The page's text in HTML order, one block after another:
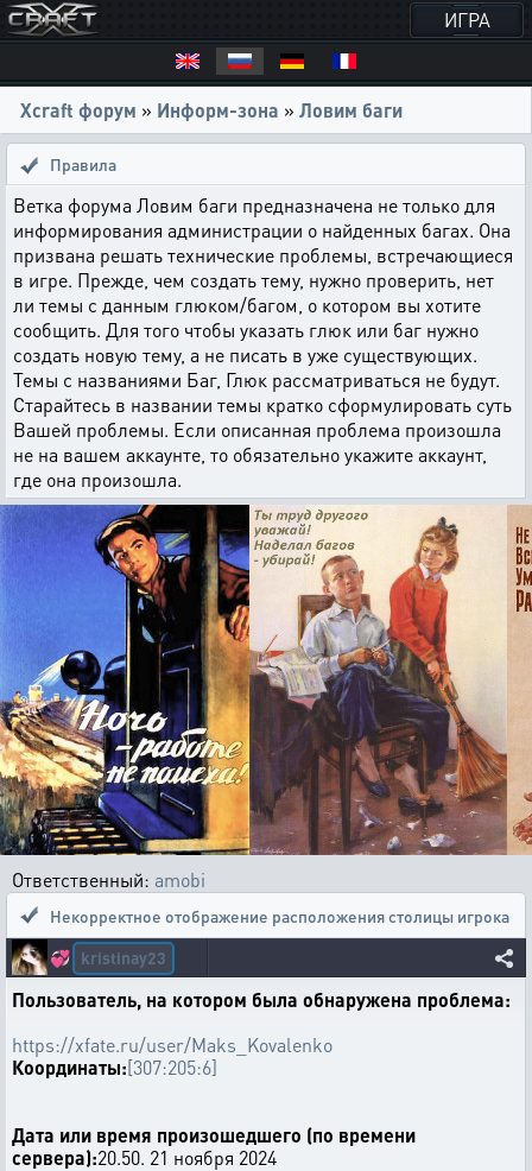
ИГРА
Xcraft форум » Информ-зона » Ловим баги
Правила
Ветка форума Ловим баги предназначена не только для
информирования администрации о найденных багах. Она
призвана решать технические проблемы, встречающиеся
в игре. Прежде, чем создать тему, нужно проверить, нет
ли темы с данным глюком/багом, о котором вы хотите
сообщить. Для того чтобы указать глюк или баг нужно
создать новую тему, а не писать в уже существующих.
Темы с названиями Баг, Глюк рассматриваться не будут.
Старайтесь в названии темы кратко сформулировать суть
Вашей проблемы. Если описанная проблема произошла
не на вашем аккаунте, то обязательно укажите аккаунт,
где она произошла.
Ответственный: amobi
Некорректное отображение расположения столицы игрока
💞 kristinay23
Пользователь, на котором была обнаружена проблема:
https://xfate.ru/user/Maks_Kovalenko
Координаты:[307:205:6]
Дата или время произошедшего (по времени
сервера):20.50. 21 ноября 2024